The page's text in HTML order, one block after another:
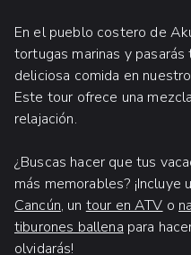
En el pueblo costero de
tortugas marinas y
deliciosa comida en
Este tour ofrece una
relajación.
¿Buscas hacer que tus
más memorables? ¡Incluye
Cancún, un tour en ATV o
tiburones ballena para
olvidarás!